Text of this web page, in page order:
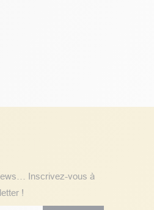
Inscrivez-vous à
!